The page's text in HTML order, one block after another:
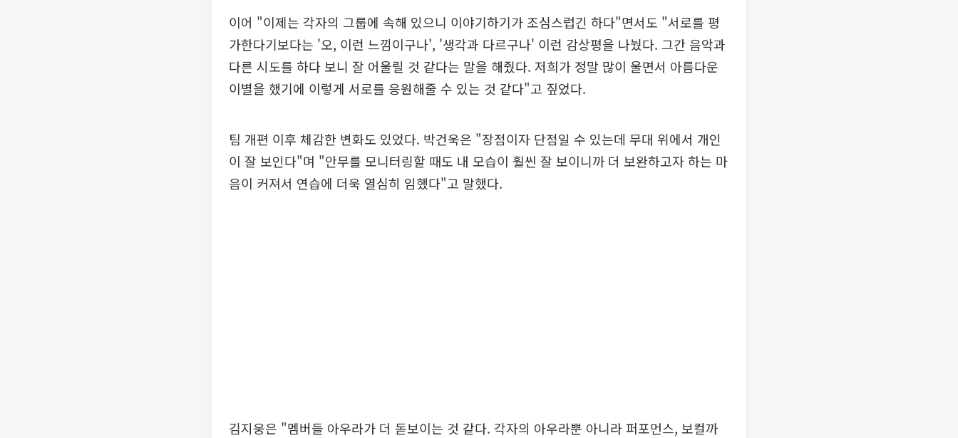
이어 "이제는 각자의 그룹에 속해 있으니 이야기하기가 조심스럽긴 하다"면서도 "서로를 평
가한다기보다는 '오, 이런 느낌이구나', '생각과 다르구나' 이런 감상평을 나눴다. 그간 음악과
다른 시도를 하다 보니 잘 어울릴 것 같다는 말을 해줬다. 저희가 정말 많이 울면서 아름다운
이별을 했기에 이렇게 서로를 응원해줄 수 있는 것 같다"고 짚었다.
팀 개편 이후 체감한 변화도 있었다. 박건욱은 "장점이자 단점일 수 있는데 무대 위에서 개인
이 잘 보인다"며 "안무를 모니터링할 때도 내 모습이 훨씬 잘 보이니까 더 보완하고자 하는 마
음이 커져서 연습에 더욱 열심히 임했다"고 말했다.
김지웅은 "멤버들 아우라가 더 돋보이는 것 같다. 각자의 아우라뿐 아니라 퍼포먼스, 보컬까